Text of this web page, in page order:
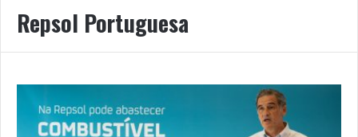
Repsol Portuguesa